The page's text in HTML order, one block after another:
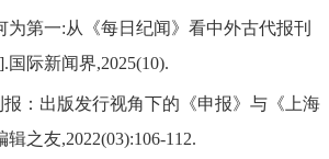
为第一:从《每日纪闻》看中外古代报刊
际新闻界,2025(10).
报：出版发行视角下的《申报》与《上海
之友,2022(03):106-112.